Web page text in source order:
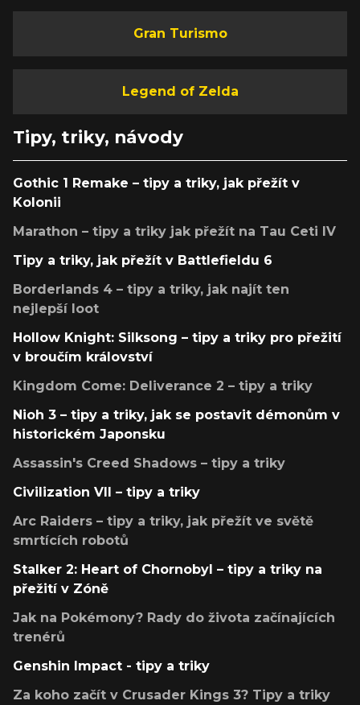
Gran Turismo
Legend of Zelda
Tipy, triky, návody
Gothic 1 Remake – tipy a triky, jak přežít v
Kolonii
Marathon – tipy a triky jak přežít na Tau Ceti IV
Tipy a triky, jak přežít v Battlefieldu 6
Borderlands 4 – tipy a triky, jak najít ten
nejlepší loot
Hollow Knight: Silksong – tipy a triky pro přežití
v broučím království
Kingdom Come: Deliverance 2 – tipy a triky
Nioh 3 – tipy a triky, jak se postavit démonům v
historickém Japonsku
Assassin's Creed Shadows – tipy a triky
Civilization VII – tipy a triky
Arc Raiders – tipy a triky, jak přežít ve světě
smrtících robotů
Stalker 2: Heart of Chornobyl – tipy a triky na
přežití v Zóně
Jak na Pokémony? Rady do života začínajících
trenérů
Genshin Impact - tipy a triky
Za koho začít v Crusader Kings 3? Tipy a triky